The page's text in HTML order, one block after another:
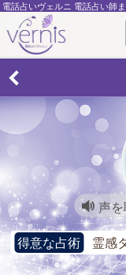
電話占いヴェルニ 電話占い師
声を
得意な占術
霊感
ック占星術，スピ